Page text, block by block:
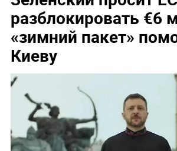
разблокировать €6
«зимний пакет»
Киеву